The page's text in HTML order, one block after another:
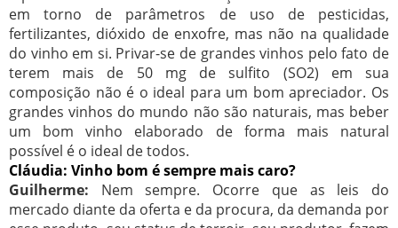
em torno de parâmetros de uso de pesticidas,
fertilizantes, dióxido de enxofre, mas não na qualidade
do vinho em si. Privar-se de grandes vinhos pelo fato de
terem mais de 50 mg de sulfito (SO2) em sua
composição não é o ideal para um bom apreciador. Os
grandes vinhos do mundo não são naturais, mas beber
um bom vinho elaborado de forma mais natural
possível é o ideal de todos.
Cláudia: Vinho bom é sempre mais caro?
Guilherme: Nem sempre. Ocorre que as leis do
mercado diante da oferta e da procura, da demanda por